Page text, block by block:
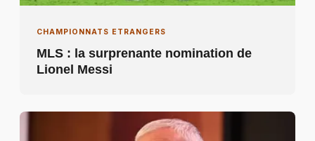
CHAMPIONNATS ETRANGERS
MLS : la surprenante nomination de
Lionel Messi